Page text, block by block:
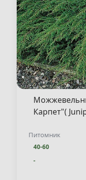
Карпет"(
Питомник
40-60
-